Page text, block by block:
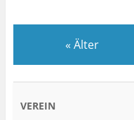
« Älter
VEREIN